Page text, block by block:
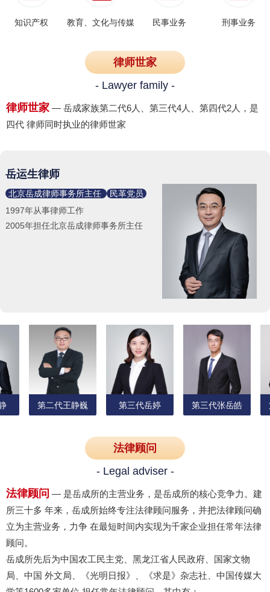
知识产权 教育、文化与传媒 民事业务 刑事业务
律师世家
- Lawyer family -
律师世家 — 岳成家族第二代6人、第三代4人、第四代2人，是
四代 律师同时执业的律师世家
岳运生律师
北京岳成律师事务所主任
民革党员
1997年从事律师工作
2005年担任北京岳成律师事务所主任
第二代王静巍 第三代岳婷 第三代张岳皓
第三代蒋岳婷 第三代杨月笛 第四代岳东雪
法律顾问
- Legal adviser -
法律顾问 — 是岳成所的主营业务，是岳成所的核心竞争力。建
所三十多 年来，岳成所始终专注法律顾问服务，并把法律顾问确
立为主营业务，力争 在最短时间内实现为千家企业担任常年法律
顾问。
岳成所先后为中国农工民主党、黑龙江省人民政府、国家文物
局、中国 外文局、《光明日报》、《求是》杂志社、中国传媒大